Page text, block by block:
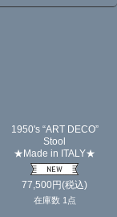
1950's “ART DECO”
Stool
★Made in ITALY★
77,500円(税込)
在庫数 1点